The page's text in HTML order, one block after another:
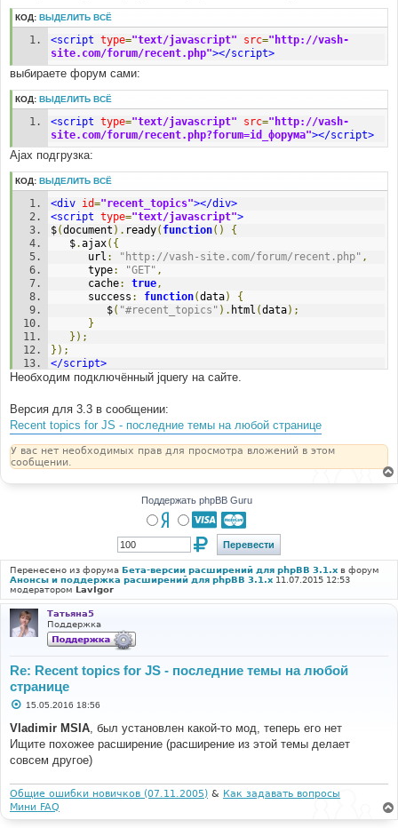
КОД: ВЫДЕЛИТЬ ВСЁ
<script type="text/javascript" src="http://vash-
site.com/forum/recent.php"></script>
выбираете форум сами:
КОД: ВЫДЕЛИТЬ ВСЁ
<script type="text/javascript" src="http://vash-
site.com/forum/recent.php?forum=id_форума"></script>
Ajax подгрузка:
КОД: ВЫДЕЛИТЬ ВСЁ
<div id="recent_topics"></div>
<script type="text/javascript">
$(document ). ready( function()
{
   $
.ajax({
      url
: "http://vash-site.com/forum/recent.php" ,
      type
: "GET" ,
      cache
: true,
      success
: function(data)
{
         $
( "#recent_topics" ). html (data);
}
});
});
</script>
Необходим подключённый jquery на сайте.
Версия для 3.3 в сообщении:
Recent topics for JS - последние темы на любой странице
У вас нет необходимых прав для просмотра вложений в этом
сообщении.
Поддержать phpBB Guru
Перенесено из форума Бета-версии расширений для phpBB 3.1.x в форум
Анонсы и поддержка расширений для phpBB 3.1.x 11.07.2015 12:53
модератором LavIgor
Татьяна5
Поддержка
Re: Recent topics for JS - последние темы на любой
странице
С
о
б
щ
е
н
е
15.05.2016 18:56
Vladimir MSIA , был установлен какой-то мод, теперь его нет
Ищите похожее расширение (расширение из этой темы делает
совсем другое)
Общие ошибки новичков (07.11.2005) & Как задавать вопросы
Мини FAQ